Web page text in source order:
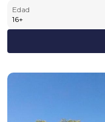
Edad
16+